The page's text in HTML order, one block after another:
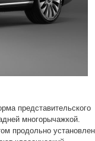
представительского
многорычажкой.
продольно установлен